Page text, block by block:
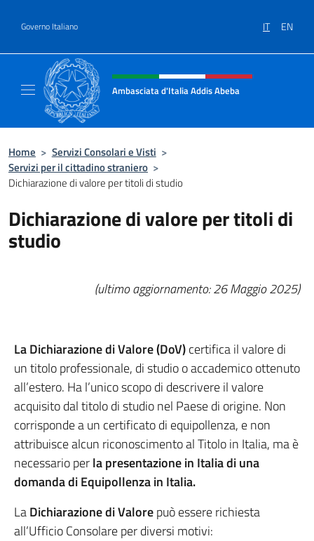
Governo Italiano IT EN
Intestazione sito, social e menù
Ambasciata d'Italia Addis Abeba
Home > Servizi Consolari e Visti >
Servizi per il cittadino straniero >
Dichiarazione di valore per titoli di studio
Dichiarazione di valore per titoli di
studio
(ultimo aggiornamento: 26 Maggio 2025)
La Dichiarazione di Valore (DoV)certifica il valore di
un titolo professionale, di studio o accademico ottenuto
all’estero. Ha l’unico scopo di descrivere il valore
acquisito dal titolo di studio nel Paese di origine. Non
corrisponde a un certificato di equipollenza, e non
attribuisce alcun riconoscimento al Titolo in Italia, ma è
necessario perla presentazione in Italia di una
domanda di Equipollenza in Italia.
LaDichiarazione di Valorepuò essere richiesta
all’Ufficio Consolare per diversi motivi: